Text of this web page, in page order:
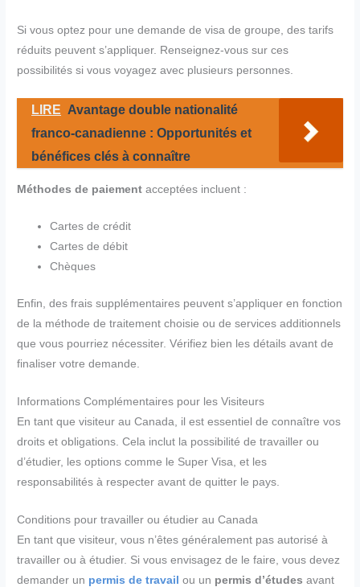
Si vous optez pour une demande de visa de groupe, des tarifs
réduits peuvent s’appliquer. Renseignez-vous sur ces
possibilités si vous voyagez avec plusieurs personnes.
LIRE Avantage double nationalité
franco-canadienne : Opportunités et
bénéfices clés à connaître
Méthodes de paiement acceptées incluent :
Cartes de crédit
Cartes de débit
Chèques
Enfin, des frais supplémentaires peuvent s’appliquer en fonction
de la méthode de traitement choisie ou de services additionnels
que vous pourriez nécessiter. Vérifiez bien les détails avant de
finaliser votre demande.
Informations Complémentaires pour les Visiteurs
En tant que visiteur au Canada, il est essentiel de connaître vos
droits et obligations. Cela inclut la possibilité de travailler ou
d’étudier, les options comme le Super Visa, et les
responsabilités à respecter avant de quitter le pays.
Conditions pour travailler ou étudier au Canada
En tant que visiteur, vous n’êtes généralement pas autorisé à
travailler ou à étudier. Si vous envisagez de le faire, vous devez
demander un permis de travail ou un permis d’études avant